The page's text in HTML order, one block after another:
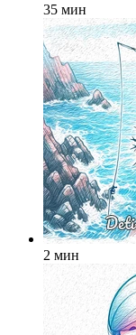
35 мин
2 мин